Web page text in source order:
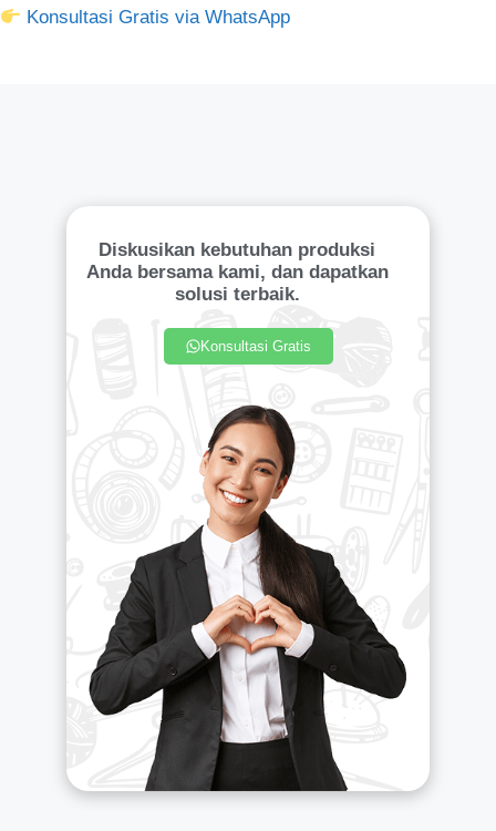
Konsultasi Gratis via WhatsApp
Diskusikan kebutuhan produksi
Anda bersama kami, dan dapatkan
solusi terbaik.
Konsultasi Gratis